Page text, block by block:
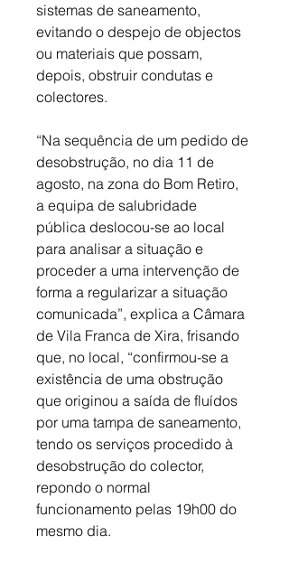
sistemas de saneamento,
evitando o despejo de objectos
ou materiais que possam,
depois, obstruir condutas e
colectores.
“Na sequência de um pedido de
desobstrução, no dia 11 de
agosto, na zona do Bom Retiro,
a equipa de salubridade
pública deslocou-se ao local
para analisar a situação e
proceder a uma intervenção de
forma a regularizar a situação
comunicada”, explica a Câmara
de Vila Franca de Xira, frisando
que, no local, “confirmou-se a
existência de uma obstrução
que originou a saída de fluídos
por uma tampa de saneamento,
tendo os serviços procedido à
desobstrução do colector,
repondo o normal
funcionamento pelas 19h00 do
mesmo dia.